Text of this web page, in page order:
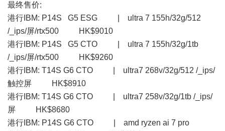
最终售价:
港行IBM: P14S G5 ESG | ultra 7 155h/32g/512
/_ips/屏/rtx500 HK$9010
港行IBM: P14S G5 CTO | ultra 7 155h/32g/1tb
/_ips/屏/rtx500 HK$9260
港行IBM: T14S G6 CTO | ultra7 268v/32g/512 /_ips/
触控屏 HK$8910
港行IBM: T14S G6 CTO | ultra7 258v/32g/1tb /_ips/
屏 HK$8680
港行IBM: P14S G6 CTO | amd ryzen ai 7 pro